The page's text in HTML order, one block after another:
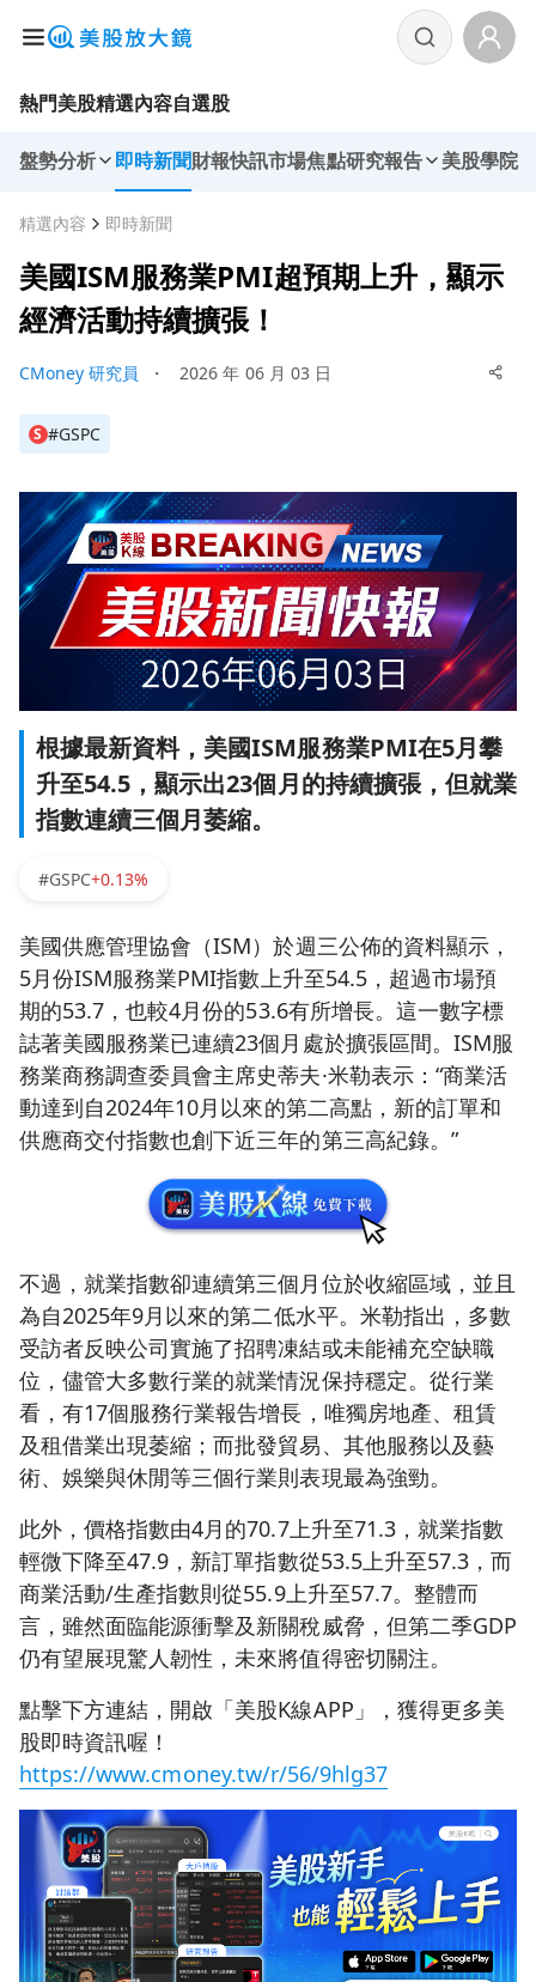
熱門美股精選內容自選股
盤勢分析 即時新聞財報快訊市場焦點研究報告 美股學院
精選內容 即時新聞
美國ISM服務業PMI超預期上升，顯示
經濟活動持續擴張！
CMoney 研究員 ・ 2026 年 06 月 03 日
S #GSPC
根據最新資料，美國ISM服務業PMI在5月攀
升至54.5，顯示出23個月的持續擴張，但就業
指數連續三個月萎縮。
#GSPC+0.13%
美國供應管理協會（ISM）於週三公佈的資料顯示，
5月份ISM服務業PMI指數上升至54.5，超過市場預
期的53.7，也較4月份的53.6有所增長。這一數字標
誌著美國服務業已連續23個月處於擴張區間。ISM服
務業商務調查委員會主席史蒂夫·米勒表示：“商業活
動達到自2024年10月以來的第二高點，新的訂單和
供應商交付指數也創下近三年的第三高紀錄。”
不過，就業指數卻連續第三個月位於收縮區域，並且
為自2025年9月以來的第二低水平。米勒指出，多數
受訪者反映公司實施了招聘凍結或未能補充空缺職
位，儘管大多數行業的就業情況保持穩定。從行業
看，有17個服務行業報告增長，唯獨房地產、租賃
及租借業出現萎縮；而批發貿易、其他服務以及藝
術、娛樂與休閒等三個行業則表現最為強勁。
此外，價格指數由4月的70.7上升至71.3，就業指數
輕微下降至47.9，新訂單指數從53.5上升至57.3，而
商業活動/生產指數則從55.9上升至57.7。整體而
言，雖然面臨能源衝擊及新關稅威脅，但第二季GDP
仍有望展現驚人韌性，未來將值得密切關注。
點擊下方連結，開啟「美股K線APP」，獲得更多美
股即時資訊喔！
https://www.cmoney.tw/r/56/9hlg37